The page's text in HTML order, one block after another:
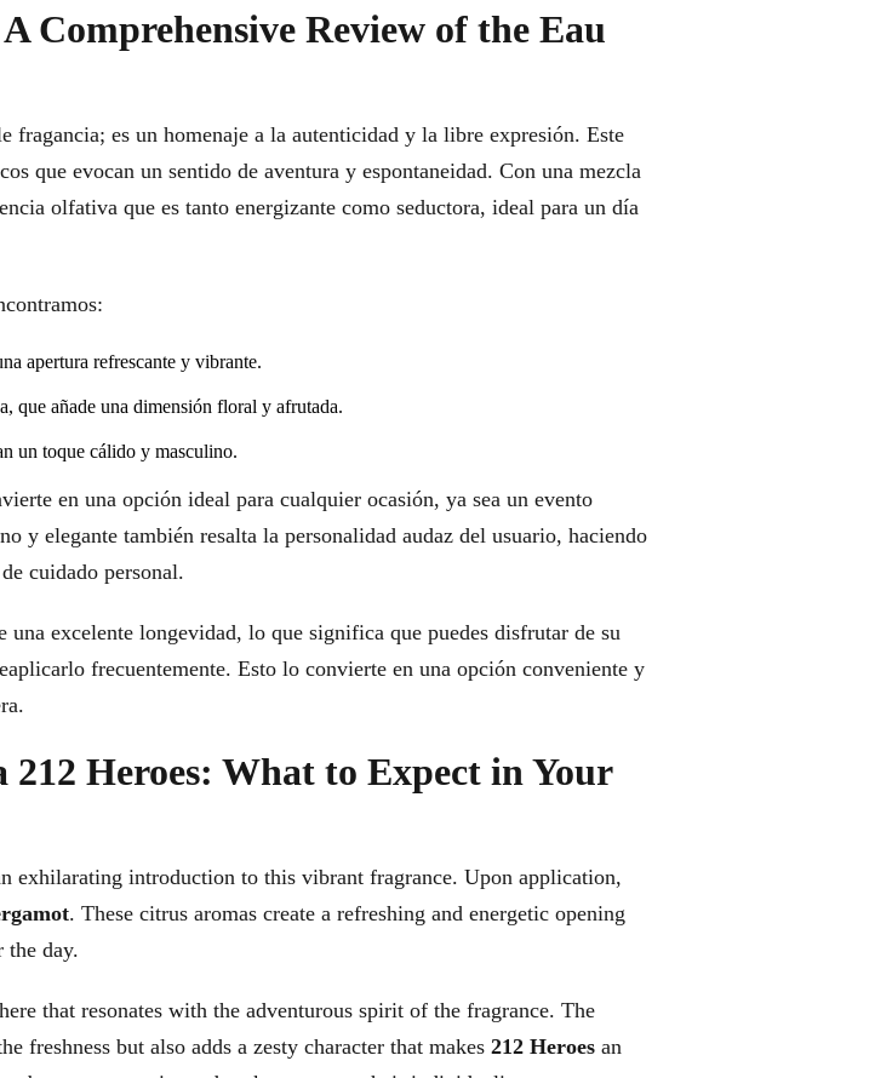
Comprehensive Review of the Eau
fragancia; es un homenaje a la autenticidad y la libre expresión. Este
que evocan un sentido de aventura y espontaneidad. Con una mezcla
olfativa que es tanto energizante como seductora, ideal para un día
apertura refrescante y vibrante.
que añade una dimensión floral y afrutada.
un toque cálido y masculino.
en una opción ideal para cualquier ocasión, ya sea un evento
y elegante también resalta la personalidad audaz del usuario, haciendo
cuidado personal.
una excelente longevidad, lo que significa que puedes disfrutar de su
frecuentemente. Esto lo convierte en una opción conveniente y
Heroes: What to Expect in Your
exhilarating introduction to this vibrant fragrance. Upon application,
. These citrus aromas create a refreshing and energetic opening
the day.
that resonates with the adventurous spirit of the fragrance. The
freshness but also adds a zesty character that makes 212 Heroes an